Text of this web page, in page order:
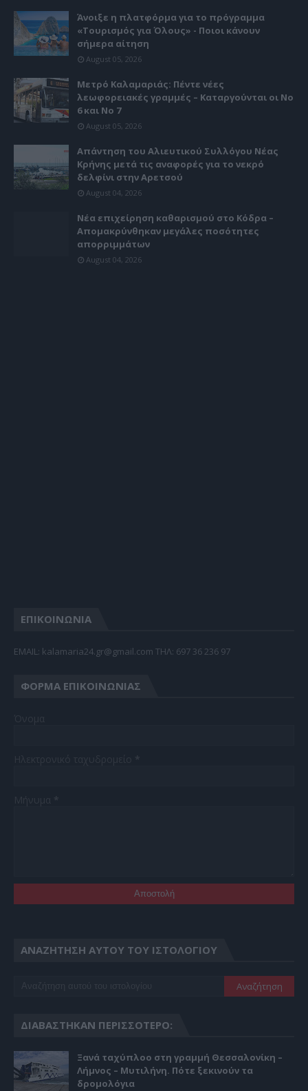
Άνοιξε η πλατφόρμα για το πρόγραμμα
«Τουρισμός για Όλους» - Ποιοι κάνουν
σήμερα αίτηση
August 05, 2026
Μετρό Καλαμαριάς: Πέντε νέες
λεωφορειακές γραμμές – Καταργούνται οι Νο
6 και Νο 7
August 05, 2026
Απάντηση του Αλιευτικού Συλλόγου Νέας
Κρήνης μετά τις αναφορές για το νεκρό
δελφίνι στην Αρετσού
August 04, 2026
Νέα επιχείρηση καθαρισμού στο Κόδρα –
Απομακρύνθηκαν μεγάλες ποσότητες
απορριμμάτων
August 04, 2026
ΕΠΙΚΟΙΝΩΝΙΑ
EMAIL: kalamaria24.gr@gmail.com TΗΛ: 697 36 236 97
ΦΌΡΜΑ ΕΠΙΚΟΙΝΩΝΊΑΣ
ΑΝΑΖΉΤΗΣΗ ΑΥΤΟΎ ΤΟΥ ΙΣΤΟΛΟΓΊΟΥ
ΔΙΑΒΆΣΤΗΚΑΝ ΠΕΡΙΣΣΌΤΕΡΟ:
Ξανά ταχύπλοο στη γραμμή Θεσσαλονίκη –
Λήμνος – Μυτιλήνη. Πότε ξεκινούν τα
δρομολόγια